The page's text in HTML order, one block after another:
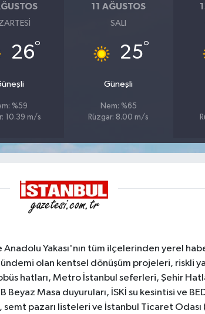
26°
%59
10.39 m/s
11 AĞUSTOS
SALI
25°
Güneşli
Nem: %65
Rüzgar: 8.00 m/s
Yakası'nın tüm ilçelerinden yerel
olan kentsel dönüşüm projeleri, riskli
hatları, Metro İstanbul seferleri, Şehir
Masa duyuruları, İSKİ su kesintisi ve
pazarı listeleri ve İstanbul Ticaret